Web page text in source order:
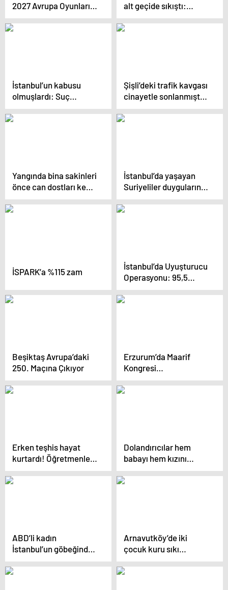
2027 Avrupa Oyunları
ve 2036 Olimpiyatları
İçin Güç Birliği Kurdu
alt geçide sıkıştı:
Sürücüye para cezası
kesildi!
İstanbul’un kabusu
olmuşlardı: Suç
makineleri yakalandı!
Şişli’deki trafik kavgası
cinayetle sonlanmıştı:
Vahşette yeni gelişme!
Yangında bina sakinleri
önce can dostları kedi
ve köpeklerini kurtardı
İstanbul’da yaşayan
Suriyeliler duygularını
SABAH’a anlattı:
Vatanımızı yeniden
İSPARK’a %115 zam
İstanbul’da Uyuşturucu
Operasyonu: 95,5
Kilogram
Metamfetamin ve 74
Beşiktaş Avrupa’daki
250. Maçına Çıkıyor
Erzurum’da Maarif
Kongresi
düzenlenecek
Erken teşhis hayat
kurtardı! Öğretmenler
Günü’nde
bağırsaklarındaki
Dolandırıcılar hem
babayı hem kızını
kandırdı: Evdeki
altınları bozdurup
ABD’li kadın
İstanbul’un göbeğinde
dehşet saçtı! O anlar
saniye saniye
Arnavutköy’de iki
çocuk kuru sıkı
tabancayla sokakta
terör estirdi